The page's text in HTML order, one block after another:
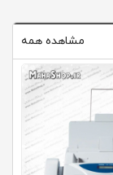
تخفیف‌ها
و
پیشنهادها
تماس
ما
مشاهده همه